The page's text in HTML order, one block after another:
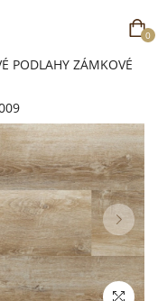
0
PODLAHY ZÁMKOVÉ